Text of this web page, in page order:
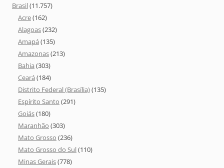
Brasil(11.757)
Acre(162)
Alagoas(232)
Amapá (135)
Amazonas(213)
Bahia (303)
Ceará (184)
Distrito Federal (Brasília)(135)
Espírito Santo (291)
Goiás(180)
Maranhão (303)
Mato Grosso (236)
Mato Grosso do Sul(110)
Minas Gerais(778)